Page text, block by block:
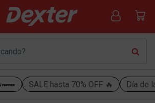
SALE hasta 70% OFF 🔥 Día de